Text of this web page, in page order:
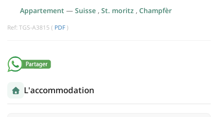
Appartement — Suisse , St. moritz , Champfèr
Ref: TGS-A3815 ( PDF )
L'accommodation